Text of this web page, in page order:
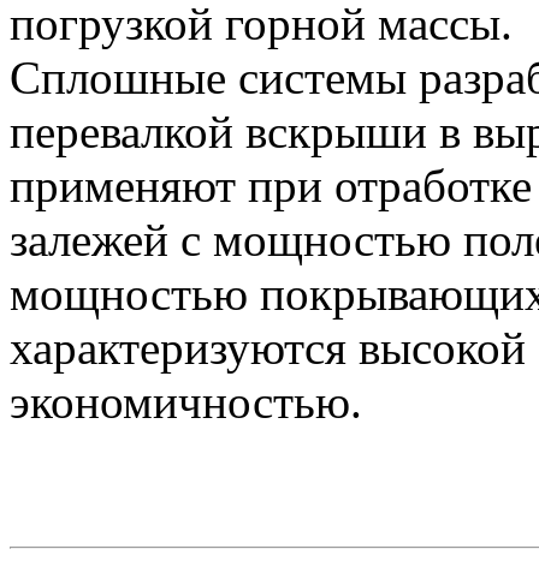
погрузкой горной массы.
Сплошные системы
перевалкой вскрыши в
применяют при
залежей с мощностью
мощностью
характеризуются
экономичностью.